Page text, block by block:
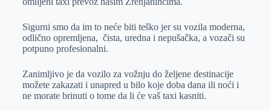
Sigurni smo da im to neće biti teško jer su vozila moderna,
odlično opremljena, čista, uredna i nepušačka, a vozači su
potpuno profesionalni.
Zanimljivo je da vozilo za vožnju do željene destinacije
možete zakazati i unapred u bilo koje doba dana ili noći i
ne morate brinuti o tome da li će vaš taxi kasniti.